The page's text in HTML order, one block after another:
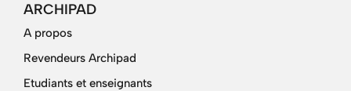
ARCHIPAD
A propos
Revendeurs Archipad
Etudiants et enseignants